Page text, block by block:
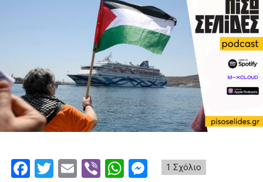
1 Σχόλιο
F
T
E
Vi
W